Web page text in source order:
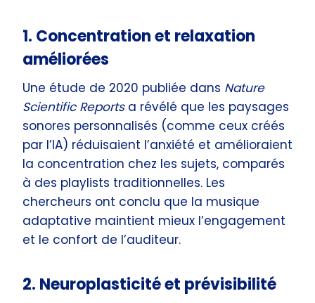
1. Concentration et relaxation
améliorées
Une étude de 2020 publiée dans Nature
Scientific Reportsa révélé que les paysages
sonores personnalisés (comme ceux créés
par l’IA) réduisaient l’anxiété et amélioraient
la concentration chez les sujets, comparés
à des playlists traditionnelles. Les
chercheurs ont conclu que la musique
adaptative maintient mieux l’engagement
et le confort de l’auditeur.
2. Neuroplasticité et prévisibilité